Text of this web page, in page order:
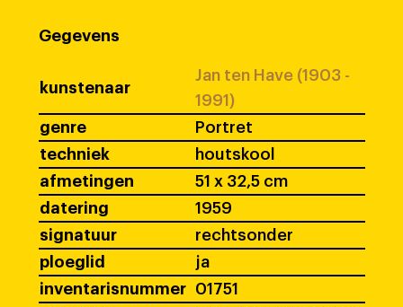
Gegevens
kunstenaar
Jan ten Have (1903 -
1991)
genre
Portret
techniek
houtskool
afmetingen
51 x 32,5 cm
datering
1959
signatuur
rechtsonder
ploeglid
ja
inventarisnummer
01751